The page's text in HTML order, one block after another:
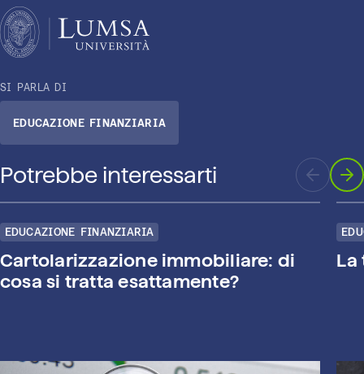
SI PARLA DI
EDUCAZIONE FINANZIARIA
Potrebbe interessarti
EDUCAZIONE FINANZIARIA
Cartolarizzazione immobiliare: di
cosa si tratta esattamente?
La